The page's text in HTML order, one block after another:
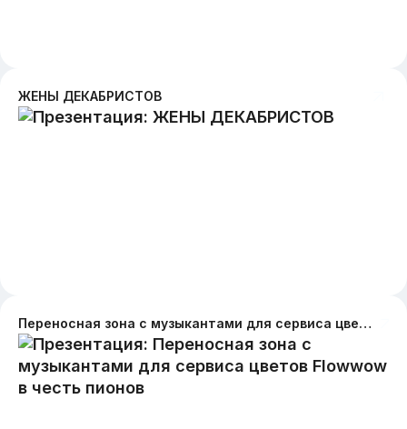
ЖЕНЫ ДЕКАБРИСТОВ
Переносная зона с музыкантами для сервиса цветов Flowwow в честь пионов